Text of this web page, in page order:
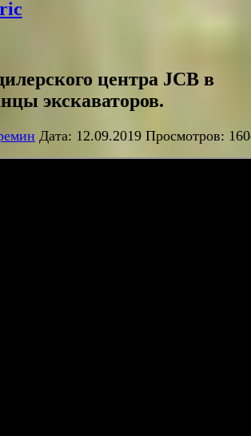
центра JCB в
экскаваторов.
Дата: 12.09.2019 Просмотров: